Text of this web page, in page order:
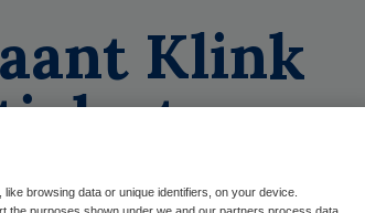
Klink
neer
browsing data or unique identifiers, on your device.